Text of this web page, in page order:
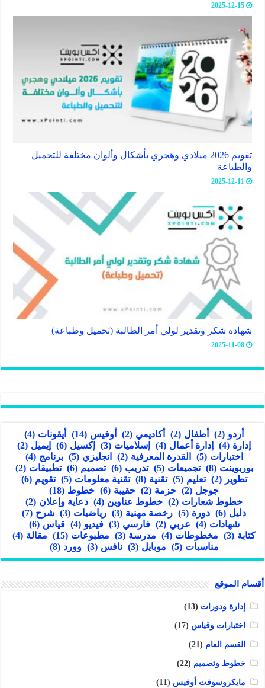
2025-12-15
تقويم 2026 ميلادي وهجري بأشكال وألوان مختلفة للتحميل
والطباعة
2025-12-11
شهادة شكر وتقدير لولي أمر الطالبة (تحميل وطباعة)
2025-11-08
أردو (2) أطفال (2) أكاديمي (2) أوفيس (14) أيقونات (4)
إدارة (4) إدارة أعمال (4) إسلاميات (3) إكسيل (6) إيميل (2)
اختبارات (5) القدرة المعرفية (2) انجليزي (5) برنامج (4)
بوربوينت (8) تجميعات (5) تدريب (6) تصميم (6) تطبيقات (2)
تطوير
(2) تعليم (5) تقنية (8) تقنية معلومات (5) تقويم (6)
جوجل (2) حزمة (2) حقيبة (6) خطوط (18)
خطوط شعارات (2) خطوط عناوين (4) دعاية وإعلان (2)
دليل (6) دورة (5) رخصة مهنية (3) رياضيات (3) شرح (7)
شهادات (4) عربي (2) فارسي (3) فيديو (4) قياس (6)
كتابة (3) مخطوطات (4) مدرسة (3) مطبوعات (15) مقالة (4)
مناسبات (5) موبايل (3) نافس (3) وورد (8)
أقسام الموقع
إدارة ودورات (13)
اختبارات وقياس (17)
القسم العام (21)
خطوط وتصميم (22)
مايكروسوفت أوفيس (11)